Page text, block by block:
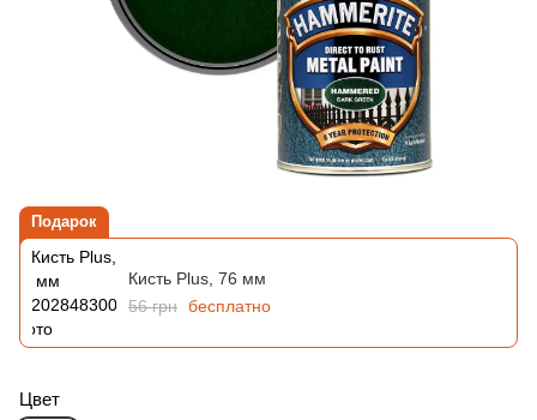
Подарок
Кисть Plus, 76 мм
56 грн бесплатно
Цвет